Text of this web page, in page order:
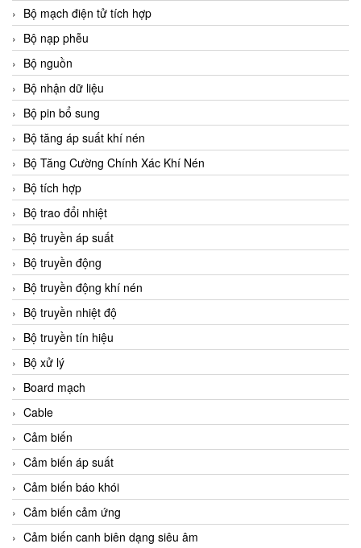
Bộ mạch điện tử tích hợp
Bộ nạp phễu
Bộ nguồn
Bộ nhận dữ liệu
Bộ pin bổ sung
Bộ tăng áp suất khí nén
Bộ Tăng Cường Chính Xác Khí Nén
Bộ tích hợp
Bộ trao đổi nhiệt
Bộ truyền áp suất
Bộ truyền động
Bộ truyền động khí nén
Bộ truyền nhiệt độ
Bộ truyền tín hiệu
Bộ xử lý
Board mạch
Cable
Cảm biến
Cảm biến áp suất
Cảm biến báo khói
Cảm biến cảm ứng
Cảm biến canh biên dạng siêu âm